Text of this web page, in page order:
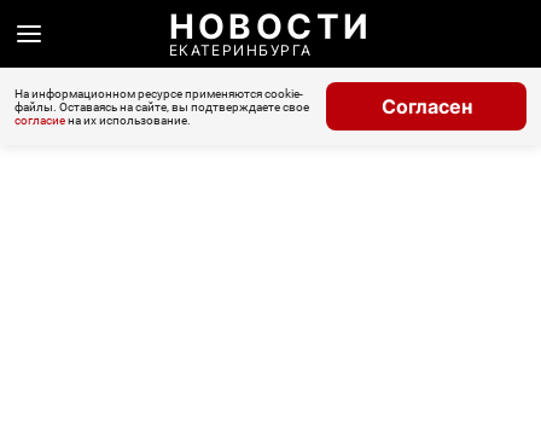
НОВОСТИ
ЕКАТЕРИНБУРГА
На информационном ресурсе применяются cookie-
файлы. Оставаясь на сайте, вы подтверждаете свое
согласиена их использование.
Согласен